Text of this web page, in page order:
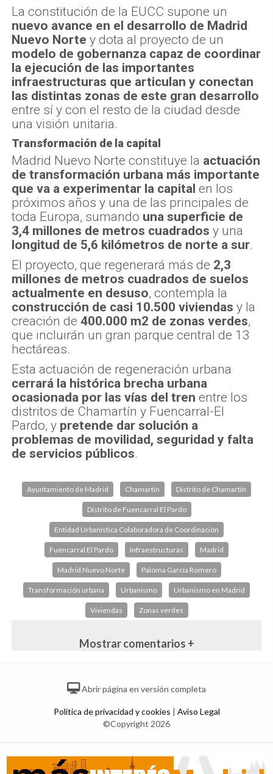
La constitución de la EUCC supone un
nuevo avance en el desarrollo de Madrid
Nuevo Norte y dota al proyecto de un
modelo de gobernanza capaz de coordinar
la ejecución de las importantes
infraestructuras que articulan y conectan
las distintas zonas de este gran desarrollo
entre sí y con el resto de la ciudad desde
una visión unitaria.
Transformación de la capital
Madrid Nuevo Norte constituye la actuación
de transformación urbana más importante
que va a experimentar la capital en los
próximos años y una de las principales de
toda Europa, sumando una superficie de
3,4 millones de metros cuadrados y una
longitud de 5,6 kilómetros de norte a sur.
El proyecto, que regenerará más de 2,3
millones de metros cuadrados de suelos
actualmente en desuso, contempla la
construcción de casi 10.500 viviendas y la
creación de 400.000 m2 de zonas verdes,
que incluirán un gran parque central de 13
hectáreas.
Esta actuación de regeneración urbana
cerrará la histórica brecha urbana
ocasionada por las vías del tren entre los
distritos de Chamartín y Fuencarral-El
Pardo, y pretende dar solución a
problemas de movilidad, seguridad y falta
de servicios públicos.
Ayuntamiento de Madrid Chamartín Distrito de Chamartín
Distrito de Fuencarral El Pardo
Entidad Urbanística Colaboradora de Coordinación
Fuencarral El Pardo Infraestructuras Madrid
Madrid Nuevo Norte Paloma García Romero
Transformación urbana Urbanismo Urbanismo en Madrid
Viviendas Zonas verdes
Mostrar comentarios +
Abrir página en versión completa
Política de privacidad y cookies
Aviso Legal
©Copyright 2026